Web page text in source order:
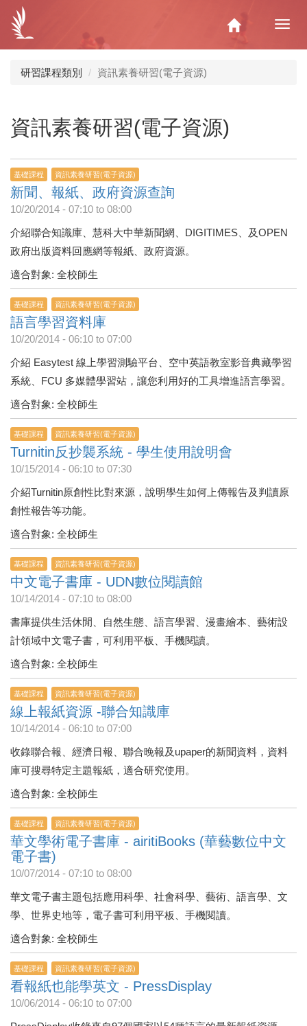
內
Home
研習課程類別 資訊素養研習(電子資源)
資訊素養研習(電子資源)
基礎課程 資訊素養研習(電子資源)
新聞、報紙、政府資源查詢
10/20/2014 - 07:10 to 08:00
介紹聯合知識庫、慧科大中華新聞網、DIGITIMES、及OPEN
政府出版資料回應網等報紙、政府資源。
適合對象: 全校師生
基礎課程 資訊素養研習(電子資源)
語言學習資料庫
10/20/2014 - 06:10 to 07:00
介紹 Easytest 線上學習測驗平台、空中英語教室影音典藏學習
系統、FCU 多媒體學習站，讓您利用好的工具增進語言學習。
適合對象: 全校師生
基礎課程 資訊素養研習(電子資源)
Turnitin反抄襲系統 - 學生使用說明會
10/15/2014 - 06:10 to 07:30
介紹Turnitin原創性比對來源，說明學生如何上傳報告及判讀原
創性報告等功能。
適合對象: 全校師生
基礎課程 資訊素養研習(電子資源)
中文電子書庫 - UDN數位閱讀館
10/14/2014 - 07:10 to 08:00
書庫提供生活休閒、自然生態、語言學習、漫畫繪本、藝術設
計領域中文電子書，可利用平板、手機閱讀。
適合對象: 全校師生
基礎課程 資訊素養研習(電子資源)
線上報紙資源 -聯合知識庫
10/14/2014 - 06:10 to 07:00
收錄聯合報、經濟日報、聯合晚報及upaper的新聞資料，資料
庫可搜尋特定主題報紙，適合研究使用。
適合對象: 全校師生
基礎課程 資訊素養研習(電子資源)
華文學術電子書庫 - airitiBooks (華藝數位中文
電子書)
10/07/2014 - 07:10 to 08:00
華文電子書主題包括應用科學、社會科學、藝術、語言學、文
學、世界史地等，電子書可利用平板、手機閱讀。
適合對象: 全校師生
基礎課程 資訊素養研習(電子資源)
看報紙也能學英文 - PressDisplay
10/06/2014 - 06:10 to 07:00